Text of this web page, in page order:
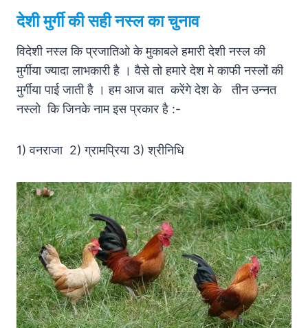
देशी मुर्गी की सही नस्ल का चुनाव
विदेशी नस्ल कि प्रजातिओ के मुकाबले हमारी देशी नस्ल की
मुर्गीया ज्यादा लाभकारी है । वैसे तो हमारे देश मे काफी नस्लों की
मुर्गीया पाई जाती है । हम आज बात करेंगे देश के तीन उन्नत
नस्लो कि जिनके नाम इस प्रकार है :-
1) वनराजा 2) ग्रामप्रिया 3) श्रीनिधि